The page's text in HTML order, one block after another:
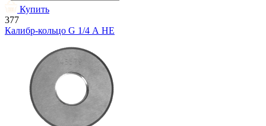
Купить
377
Калибр-кольцо G 1/4 А НЕ